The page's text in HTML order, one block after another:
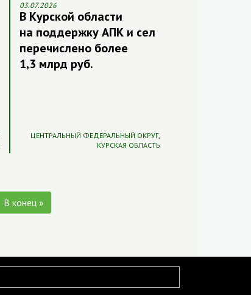
03.07.2026
В Курской области
на поддержку АПК и сел
перечислено более
1,3 млрд руб.
ЦЕНТРАЛЬНЫЙ ФЕДЕРАЛЬНЫЙ ОКРУГ,
КУРСКАЯ ОБЛАСТЬ
В конец »